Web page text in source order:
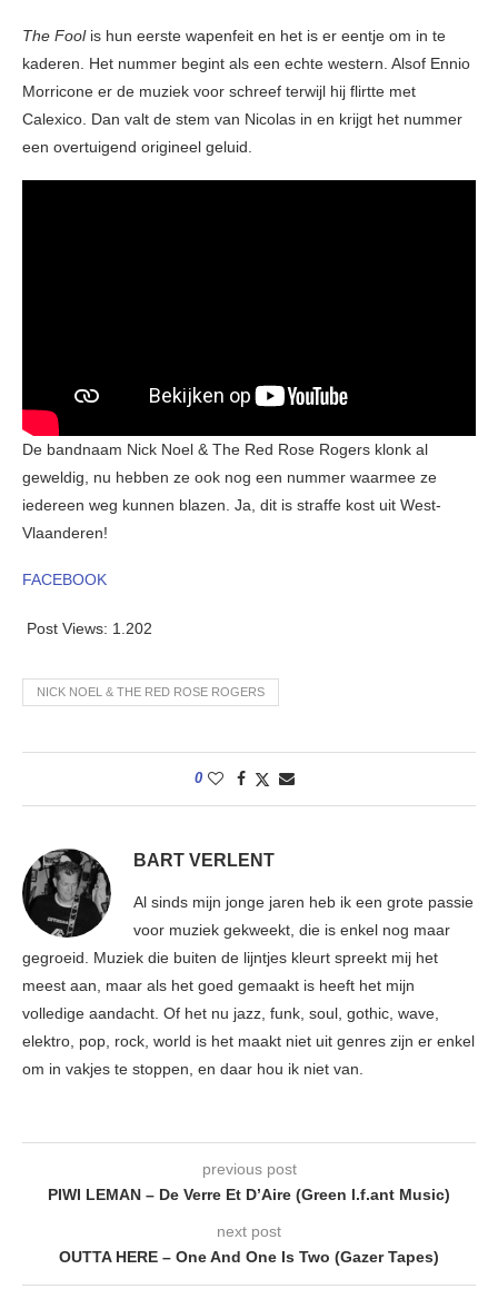
The Foolis hun eerste wapenfeit en het is er eentje om in te
kaderen. Het nummer begint als een echte western. Alsof Ennio
Morricone er de muziek voor schreef terwijl hij flirtte met
Calexico. Dan valt de stem van Nicolas in en krijgt het nummer
een overtuigend origineel geluid.
De bandnaam Nick Noel & The Red Rose Rogers klonk al
geweldig, nu hebben ze ook nog een nummer waarmee ze
iedereen weg kunnen blazen. Ja, dit is straffe kost uit West-
Vlaanderen!
FACEBOOK
Post Views: 1.202
NICK NOEL & THE RED ROSE ROGERS
0
BART VERLENT
Al sinds mijn jonge jaren heb ik een grote passie
voor muziek gekweekt, die is enkel nog maar
gegroeid. Muziek die buiten de lijntjes kleurt spreekt mij het
meest aan, maar als het goed gemaakt is heeft het mijn
volledige aandacht. Of het nu jazz, funk, soul, gothic, wave,
elektro, pop, rock, world is het maakt niet uit genres zijn er enkel
om in vakjes te stoppen, en daar hou ik niet van.
previous post
PIWI LEMAN – De Verre Et D’Aire (Green l.f.ant Music)
next post
OUTTA HERE – One And One Is Two (Gazer Tapes)